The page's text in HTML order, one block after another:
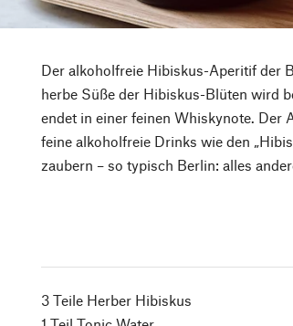
Der alkoholfreie Hibiskus-Aperitif der
herbe Süße der Hibiskus-Blüten wird
endet in einer feinen Whiskynote. Der
feine alkoholfreie Drinks wie den
zaubern – so typisch Berlin: alles
3 Teile Herber Hibiskus